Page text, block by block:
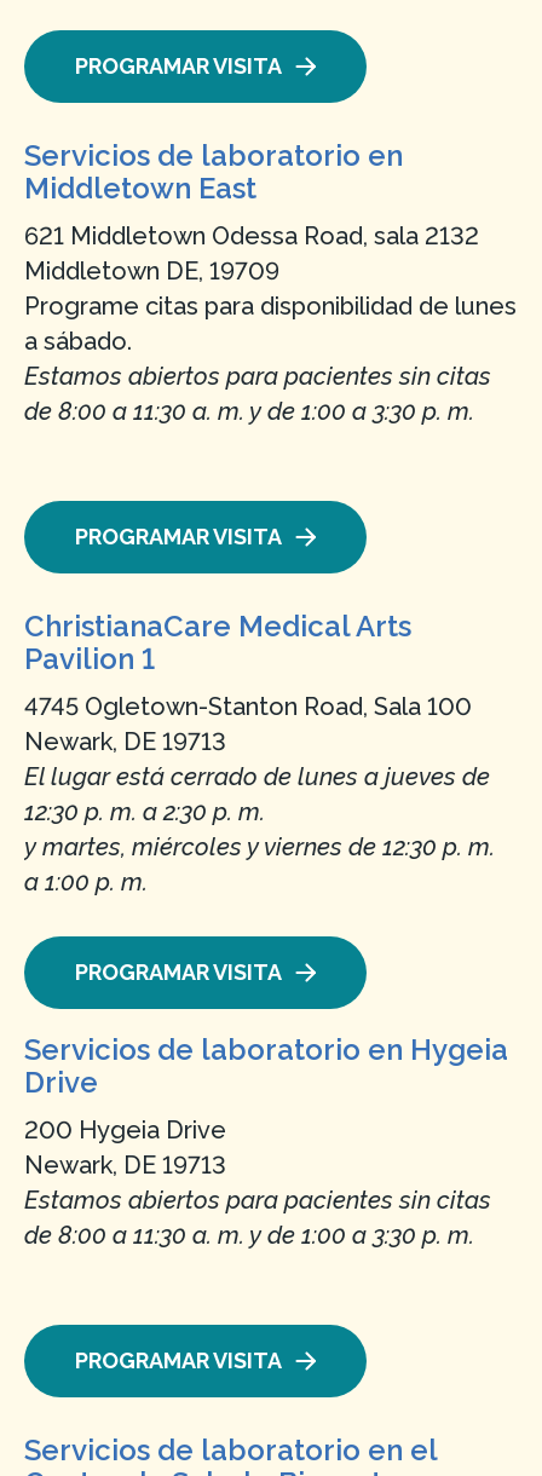
PROGRAMAR VISITA
Servicios de laboratorio en
Middletown East
621 Middletown Odessa Road, sala 2132
Middletown DE, 19709
Programe citas para disponibilidad de lunes
a sábado.
Estamos abiertos para pacientes sin citas
de 8:00 a 11:30 a. m. y de 1:00 a 3:30 p. m.
PROGRAMAR VISITA
ChristianaCare Medical Arts
Pavilion 1
4745 Ogletown-Stanton Road, Sala 100
Newark, DE 19713
El lugar está cerrado de lunes a jueves de
12:30 p. m. a 2:30 p. m.
y martes, miércoles y viernes de 12:30 p. m.
a 1:00 p. m.
PROGRAMAR VISITA
Servicios de laboratorio en Hygeia
Drive
200 Hygeia Drive
Newark, DE 19713
Estamos abiertos para pacientes sin citas
de 8:00 a 11:30 a. m. y de 1:00 a 3:30 p. m.
PROGRAMAR VISITA
Servicios de laboratorio en el